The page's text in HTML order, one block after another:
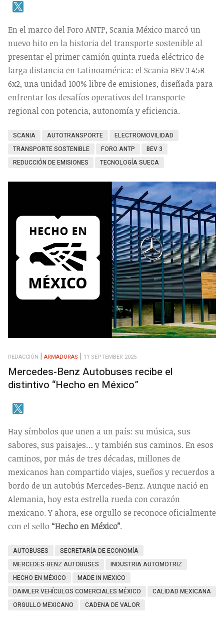
En el marco del Foro ANTP, Scania México marcó un
nuevo hito en la historia del transporte sostenible al
presentar el primer camión quinta rueda eléctrico de
larga distancia en Latinoamérica: el Scania BEV 3 45R
6x2, una unidad 100% libre de emisiones, diseñada para
enfrentar los desafíos operativos del transporte
regional con potencia, autonomía y eficiencia.
SCANIA AUTOTRANSPORTE
ELECTROMOVILIDAD
TRANSPORTE SOSTENIBLE
FORO ANTP
BEV 3
REDUCCIÓN DE EMISIONES
TECNOLOGÍA SUECA
REDACCIÓN ARMADORAS 11 SEPTEMBER 2025
Mercedes-Benz Autobuses recibe el
distintivo “Hecho en México”
Hay símbolos que unen a un país: su música, sus
sabores, sus paisajes… y también sus caminos. En esos
caminos, por más de tres décadas, millones de
mexicanos han compartido viajes, sueños y recuerdos a
bordo de un autobús Mercedes-Benz. Aunque nació en
Alemania, hoy esta estrella rueda con corazón
mexicano. Y ahora, ese orgullo se reconoce oficialmente
con el sello “Hecho en México”.
AUTOBUSES
SECRETARÍA DE ECONOMÍA
MERCEDES-BENZ AUTOBUSES
INDUSTRIA AUTOMOTRIZ
HECHO EN MÉXICO
MADE IN MEXICO
DAIMLER VEHÍCULOS COMERCIALES MÉXICO
CALIDAD MEXICANA
ORGULLO MEXICANO
CADENA DE VALOR